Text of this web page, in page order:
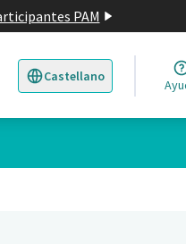
PAM
Castellano
Triar la llengua Elegir el